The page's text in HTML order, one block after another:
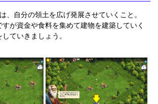
、自分の領土を広げ発展させていくこと。
が資金や食料を集めて建物を建築していく
ていきましょう。